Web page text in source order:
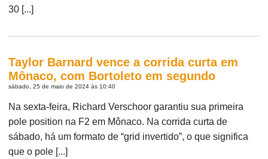
30 [...]
Taylor Barnard vence a corrida curta em
Mônaco, com Bortoleto em segundo
sábado, 25 de maio de 2024 às 10:40
Na sexta-feira, Richard Verschoor garantiu sua primeira
pole position na F2 em Mônaco. Na corrida curta de
sábado, há um formato de “grid invertido”, o que significa
que o pole [...]